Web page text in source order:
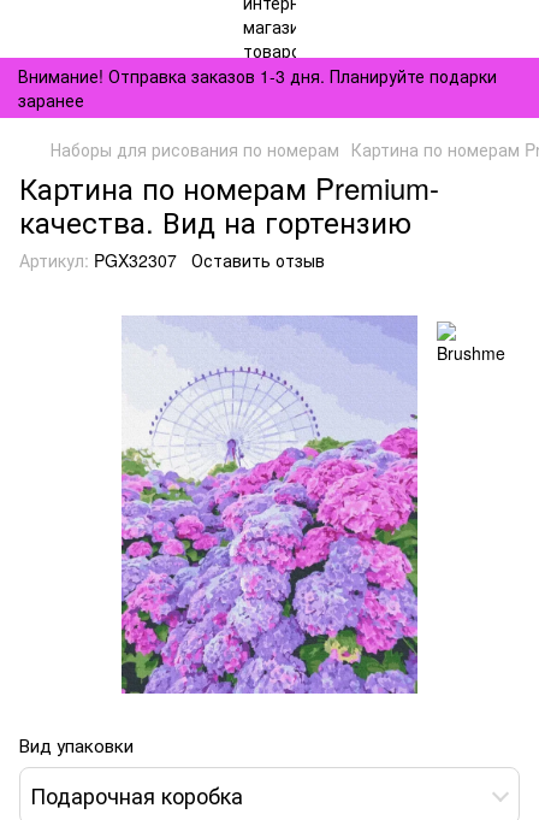
Внимание! Отправка заказов 1-3 дня. Планируйте подарки
заранее
Наборы для рисования по номерам Картина по номерам
Картина по номерам Premium-
качества. Вид на гортензию
Артикул: PGX32307 Оставить отзыв
Вид упаковки
Подарочная коробка